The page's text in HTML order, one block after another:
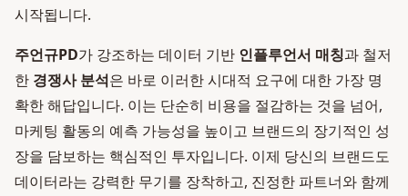
시작됩니다.
주언규PD가 강조하는 데이터 기반 인플루언서 매칭과 철저
한 경쟁사 분석은 바로 이러한 시대적 요구에 대한 가장 명
확한 해답입니다. 이는 단순히 비용을 절감하는 것을 넘어,
마케팅 활동의 예측 가능성을 높이고 브랜드의 장기적인 성
장을 담보하는 핵심적인 투자입니다. 이제 당신의 브랜드도
데이터라는 강력한 무기를 장착하고, 진정한 파트너와 함께